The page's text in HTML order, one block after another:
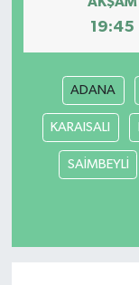
19:45
ADANA
KARAISALI
SAİMBEYLİ